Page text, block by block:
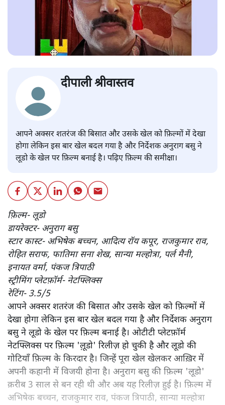
दीपाली श्रीवास्तव
आपने अक्सर शतरंज की बिसात और उसके खेल को फ़िल्मों में देखा
होगा लेकिन इस बार खेल बदल गया है और निर्देशक अनुराग बसु ने
लूडो के खेल पर फ़िल्म बनाई है। पढ़िए फ़िल्म की समीक्षा।
फ़िल्म- लूडो
डायरेक्टर- अनुराग बसु
स्टार कास्ट- अभिषेक बच्चन, आदित्य रॉय कपूर, राजकुमार राव,
रोहित सराफ, फातिमा सना शेख, सान्या मल्होत्रा, पर्ल मैनी,
इनायत वर्मा, पंकज त्रिपाठी
स्ट्रीमिंग प्लेटफ़ॉर्म- नेटफ्लिक्स
रेटिंग- 3.5/5
आपने अक्सर शतरंज की बिसात और उसके खेल को फ़िल्मों में
देखा होगा लेकिन इस बार खेल बदल गया है और निर्देशक अनुराग
बसु ने लूडो के खेल पर फ़िल्म बनाई है। ओटीटी प्लेटफ़ॉर्म
नेटफ्लिक्स पर फ़िल्म 'लू़डो' रिलीज़ हो चुकी है और लूडो की
गोटियाँ फ़िल्म के किरदार है। जिन्हें पूरा खेल खेलकर आख़िर में
अपनी कहानी में विजयी होना है। अनुराग बसु की फ़िल्म 'लूडो'
क़रीब 3 साल से बन रही थी और अब यह रिलीज़ हुई है। फ़िल्म में
अभिषेक बच्चन, राजकुमार राव, पंकज त्रिपाठी, सान्या मल्होत्रा